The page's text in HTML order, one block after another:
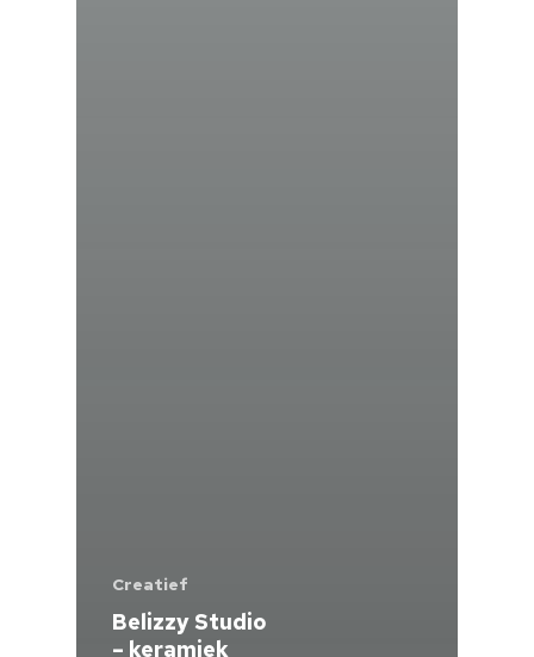
Creatief
Belizzy Studio
– keramiek